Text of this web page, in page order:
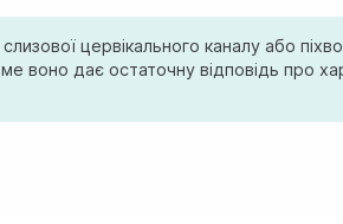
цервікального каналу або
воно дає остаточну відповідь про